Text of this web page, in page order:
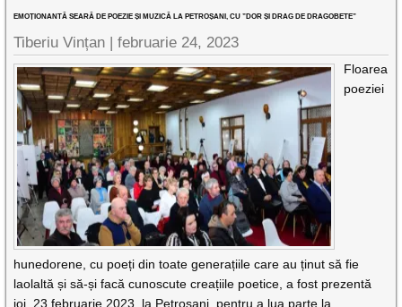
EMOȚIONANTĂ SEARĂ DE POEZIE ȘI MUZICĂ LA PETROȘANI, CU ”DOR ȘI DRAG DE DRAGOBETE”
Tiberiu Vințan |februarie 24, 2023
Floarea
poeziei
hunedorene, cu poeți din toate generațiile care au ținut să fie
laolaltă și să-și facă cunoscute creațiile poetice, a fost prezentă
joi, 23 februarie 2023, la Petroșani, pentru a lua parte la